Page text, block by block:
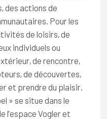
des actions de
Pour les
de loisirs, de
individuels ou
de rencontre,
de découvertes,
et prendre du plaisir.
» se situe dans le
l’espace Vogler et